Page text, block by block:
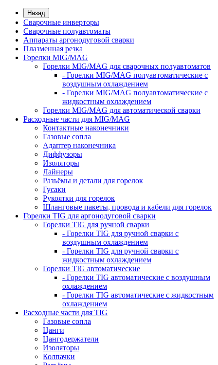
Назад
Сварочные инверторы
Сварочные полуавтоматы
Аппараты аргонодуговой сварки
Плазменная резка
Горелки MIG/MAG
Горелки MIG/MAG для сварочных полуавтоматов
- Горелки MIG/MAG полуавтоматические с
воздушным охлаждением
- Горелки MIG/MAG полуавтоматические с
жидкостным охлаждением
Горелки MIG/MAG для автоматической сварки
Расходные части для MIG/MAG
Контактные наконечники
Газовые сопла
Адаптер наконечника
Диффузоры
Изоляторы
Лайнеры
Разъёмы и детали для горелок
Гусаки
Рукоятки для горелок
Шланговые пакеты, провода и кабели для горелок
Горелки TIG для аргонодуговой сварки
Горелки TIG для ручной сварки
- Горелки TIG для ручной сварки с
воздушным охлаждением
- Горелки TIG для ручной сварки с
жидкостным охлаждением
Горелки TIG автоматические
- Горелки TIG автоматические с воздушным
охлаждением
- Горелки TIG автоматические с жидкостным
охлаждением
Расходные части для TIG
Газовые сопла
Цанги
Цангодержатели
Изоляторы
Колпачки